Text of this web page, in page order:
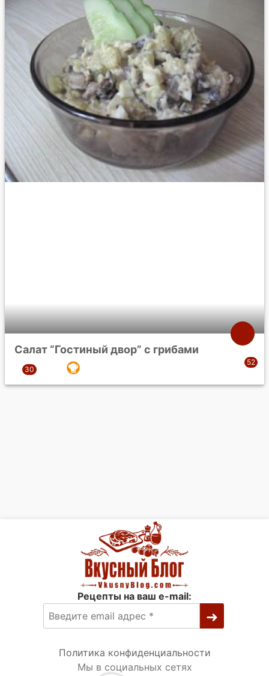
Салат “Гостиный двор” с грибами
Рецепты на ваш e-mail:
Политика конфиденциальности
Мы в социальных сетях